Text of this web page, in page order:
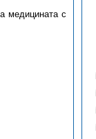
медицината с